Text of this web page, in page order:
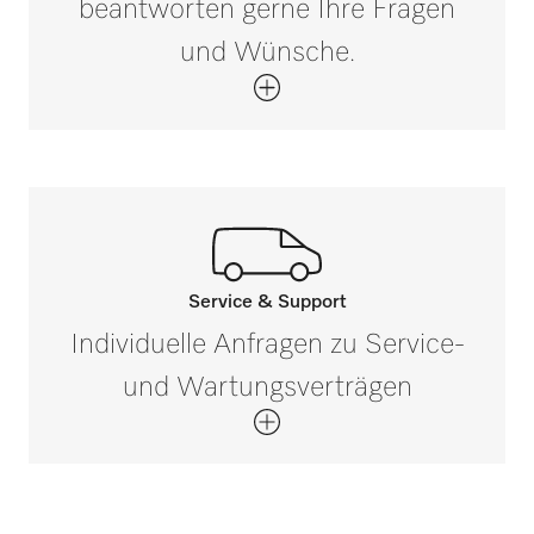
Nettogewicht in kg
beantworten gerne Ihre Fragen
und Wünsche.
Rufen Sie unsere Experten an.
Wenn Sie Fragen haben oder weitere
Informationen benötigen, kontaktieren Sie
uns bitte unter 0 52 41 22 44 644*
Service & Support
Individuelle Anfragen zu Service-
und Wartungsverträgen